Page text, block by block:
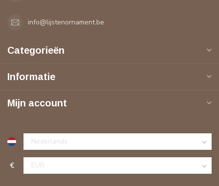
info@lijstenornament.be
Categorieën
Informatie
Mijn account
€